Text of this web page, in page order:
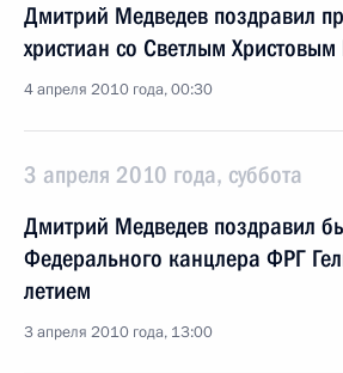
Дмитрий Медведев поздравил
христиан со Светлым
4 апреля 2010 года, 00:30
3 апреля 2010 года, суббота
Дмитрий Медведев поздравил
Федерального канцлера ФРГ
летием
3 апреля 2010 года, 13:00